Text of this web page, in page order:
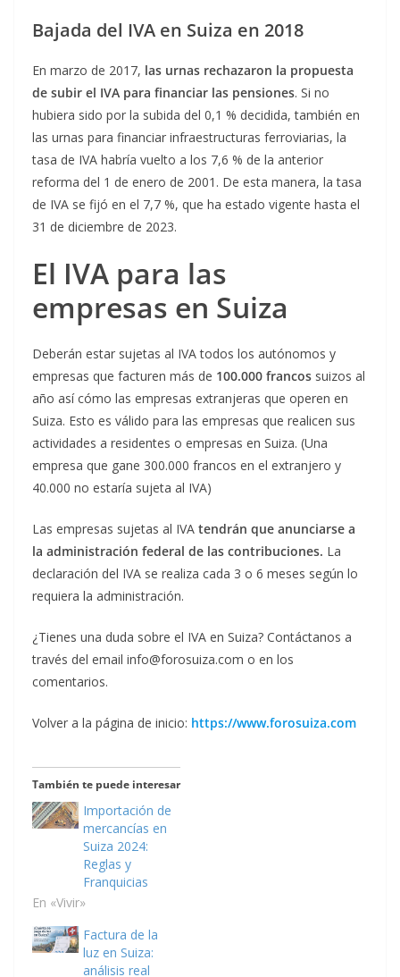
Bajada del IVA en Suiza en 2018
En marzo de 2017, las urnas rechazaron la propuesta
de subir el IVA para financiar las pensiones. Si no
hubiera sido por la subida del 0,1 % decidida, también en
las urnas para financiar infraestructuras ferroviarias, la
tasa de IVA habría vuelto a los 7,6 % de la anterior
reforma del 1 de enero de 2001. De esta manera, la tasa
de IVA se fijó en el 7,7 %, que ha estado vigente hasta el
31 de diciembre de 2023.
El IVA para las
empresas en Suiza
Deberán estar sujetas al IVA todos los autónomos y
empresas que facturen más de 100.000 francos suizos al
año así cómo las empresas extranjeras que operen en
Suiza. Esto es válido para las empresas que realicen sus
actividades a residentes o empresas en Suiza. (Una
empresa que gane 300.000 francos en el extranjero y
40.000 no estaría sujeta al IVA)
Las empresas sujetas al IVA tendrán que anunciarse a
la administración federal de las contribuciones. La
declaración del IVA se realiza cada 3 o 6 meses según lo
requiera la administración.
¿Tienes una duda sobre el IVA en Suiza? Contáctanos a
través del email info@forosuiza.com o en los
comentarios.
Volver a la página de inicio: https://www.forosuiza.com
También te puede interesar
Importación de
mercancías en
Suiza 2024:
Reglas y
Franquicias
En «Vivir»
Factura de la
luz en Suiza:
análisis real